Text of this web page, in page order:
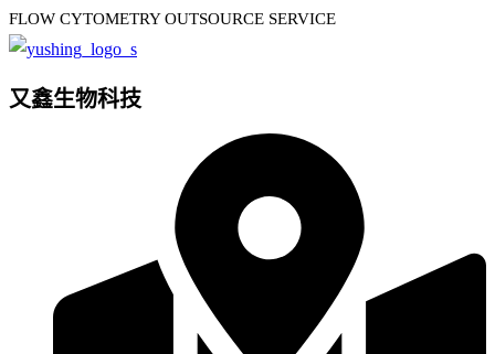
FLOW CYTOMETRY OUTSOURCE SERVICE
又鑫生物科技